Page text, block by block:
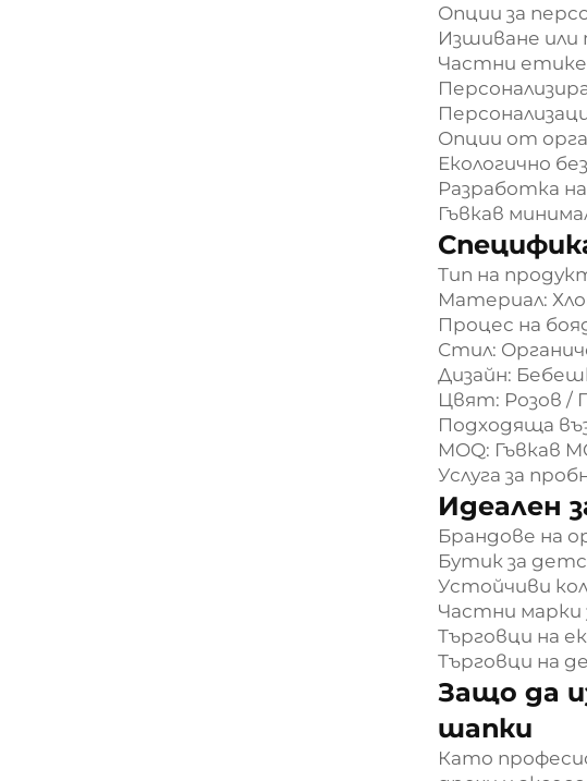
Опции за
Изшиване или
Частни
Опции от
Екологично
Разработка
Гъвкав
Тип на
Материал:
Процес на
Стил:
Дизайн:
Цвят: Розов /
Подходяща
MOQ: Гъвкав
Услуга за
Идеален
Брандове на
Бутик за
Устойчиви
Частни марки
Търговци на
Търговци на
Защо да
шапки
Като